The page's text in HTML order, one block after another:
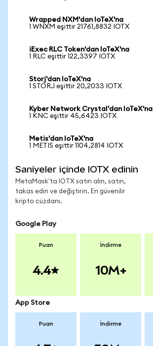
Wrapped NXM'dan IoTeX'na
1 WNXM eşittir 21761,8832 IOTX
iExec RLC Token'dan IoTeX'na
1 RLC eşittir 122,3397 IOTX
Storj'dan IoTeX'na
1 STORJ eşittir 20,2033 IOTX
Kyber Network Crystal'dan IoTeX'na
1 KNC eşittir 45,6423 IOTX
Metis'dan IoTeX'na
1 METIS eşittir 1104,2814 IOTX
Saniyeler içinde IOTX edinin
MetaMask'ta IOTX satın alın, satın,
takas edin ve değiştirin. En güvenilir
kripto cüzdanı.
Google Play
Puan
4.4
İndirme
10M+
App Store
Puan İndirme